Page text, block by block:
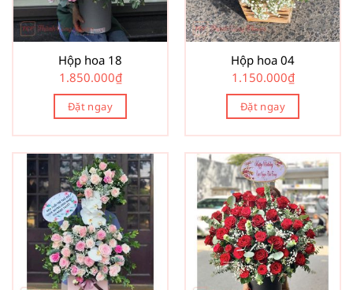
Hộp hoa 18
1.850.000₫
Đặt ngay
Hộp hoa 04
1.150.000₫
Đặt ngay